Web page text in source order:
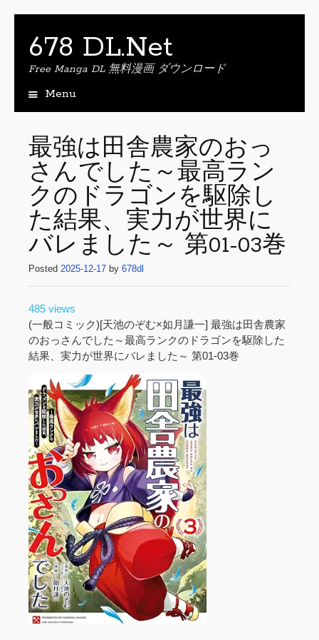
678 DL.Net
Free Manga DL 無料漫画 ダウンロード
Menu
i
p
t
o
c
o
n
t
n
t
最強は田舎農家のおっ
さんでした～最高ラン
クのドラゴンを駆除し
た結果、実力が世界に
バレました～ 第01-03巻
Posted 2025-12-17 by 678dl
485 views
(一般コミック)[天池のぞむ×如月謙一] 最強は田舎農家
のおっさんでした～最高ランクのドラゴンを駆除した
結果、実力が世界にバレました～ 第01-03巻